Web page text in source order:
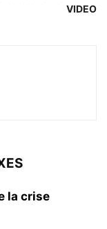
VIDEO
la crise